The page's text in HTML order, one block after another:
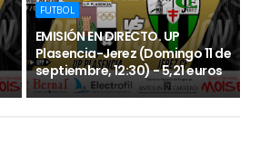
FUTBOL
EMISIÓN EN DIRECTO. UP
Plasencia-Jerez (Domingo 11 de
septiembre, 12:30) - 5,21 euros